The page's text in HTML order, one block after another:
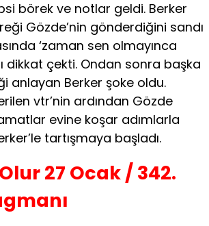
börek ve notlar geldi. Berker
Gözde’nin gönderdiğini sandı
‘zaman sen olmayınca
dikkat çekti. Ondan sonra başka
anlayan Berker şoke oldu.
vtr’nin ardından Gözde
evine koşar adımlarla
tartışmaya başladı.
27 Ocak / 342.